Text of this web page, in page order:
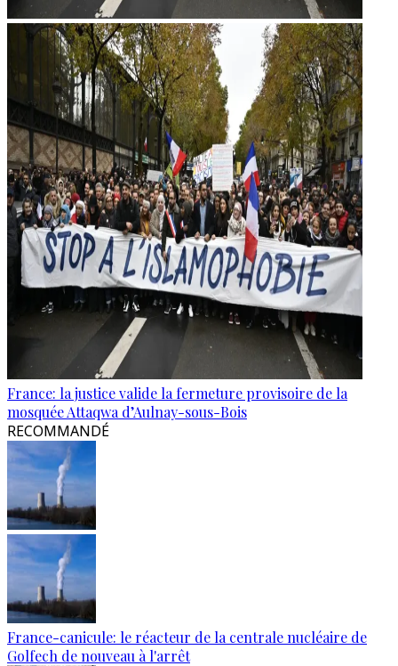
France: la justice valide la fermeture provisoire de la
mosquée Attaqwa d’Aulnay-sous-Bois
RECOMMANDÉ
France-canicule: le réacteur de la centrale nucléaire de
Golfech de nouveau à l'arrêt